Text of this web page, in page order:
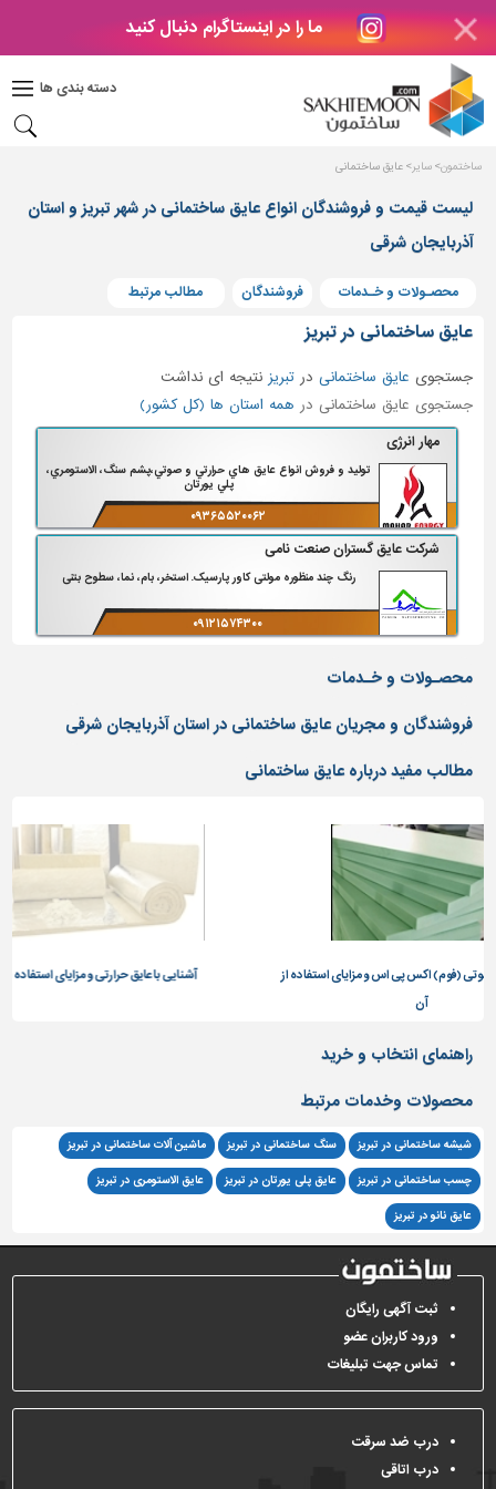
ما را در اینستاگرام دنبال کنید
دسته بندی ها
دکوراسیون
بتن
های
بتنی
درب
پنجره
مصالح
پله،
نرده
و
حفاظ
دیوارپوش،
کفپوش
و
سنگ
سرویس
بهداشتی
ابزار،یراق
ماشین
برقی،روشنایی،ایمنی
محوطه
سازی
و
نما
ساخت
و
ساز
ساختمان
شهرسازی،
ترافیک
و
سازه
سایر
ساختمون سایر عایق ساختمانی
لیست قیمت و فروشندگان انواع عایق ساختمانی در شهر تبریز و استان
آذربایجان شرقی
محصـولات و خـدمات فروشندگان مطالب مرتبط
عایق ساختمانی در تبریز
جستجوی عایق ساختمانی درتبریز نتیجه ای نداشت
جستجوی عایق ساختمانی در همه استان ها (کل کشور)
مهار انرژی
توليد و فروش انواع عايق هاي حرارتي و صوتي،پشم سنگ، الاستومري،
پلي يورتان
۰۹۳۶۵۵۲۰۰۶۲
۰۲۱-۳۶۲۵۶۷۷۶شرکت عایق گستران صنعت نامی
رنگ چند منظوره مولتی کاور پارسیک. استخر، بام، نما، سطوح بتنی
۰۹۱۲۱۵۷۴۳۰۰
محصـولات و خـدمات
فروشندگان و مجریان عایق ساختمانی در استان آذربایجان شرقی
مطالب مفید درباره عایق ساختمانی
پی اس و مزایای استفاده از
آشنایی با عایق حرارتی و مزایای استفاده از آن
راهنمای انتخاب و خرید
محصولات وخدمات مرتبط
شیشه ساختمانی در تبریز سنگ ساختمانی در تبریز ماشین آلات ساختمانی در تبریز
چسب ساختمانی در تبریز عایق پلی یورتان در تبریز عایق الاستومری در تبریز
عایق نانو در تبریز
ثبت آگهی رایگان
ورود کاربران عضو
تماس جهت تبلیغات
درب ضد سرقت
درب اتاقی